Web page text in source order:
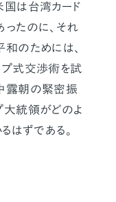
国は台湾カード
ったのに、それ
のためには、
プ式交渉術を試
露朝の緊密振
大統領がどのよ
はずである。